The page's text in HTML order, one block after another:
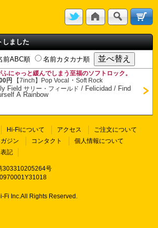
しました
前ABC順 名前カタカナ順
ふにゃっと緩んでしまう至福のソフトロック。
円
【7inch】 Pop Vocal ・Soft Rock
Fieldサリー・フィールド / Felicidad / Find
A Rainbow
Hi-Fiについて アクセス
ご注文について
ジン コンタクト
個人情報について
記
303310205264号
Fi Inc.All Rights Reserved.